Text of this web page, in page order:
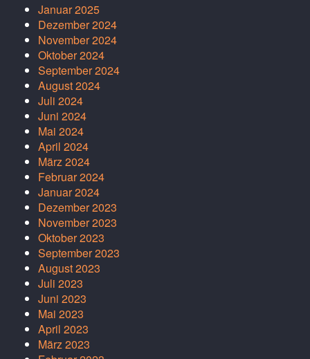
Januar 2025
Dezember 2024
November 2024
Oktober 2024
September 2024
August 2024
Juli 2024
Juni 2024
Mai 2024
April 2024
März 2024
Februar 2024
Januar 2024
Dezember 2023
November 2023
Oktober 2023
September 2023
August 2023
Juli 2023
Juni 2023
Mai 2023
April 2023
März 2023